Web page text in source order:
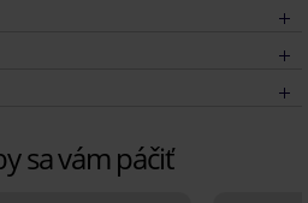
sa vám páčiť